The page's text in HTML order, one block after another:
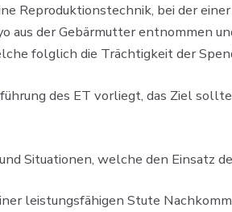
Reproduktionstechnik, bei der
aus der Gebärmutter entnommen
folglich die Trächtigkeit der
des ET vorliegt, das Ziel
Situationen, welche den Einsatz
leistungsfähigen Stute